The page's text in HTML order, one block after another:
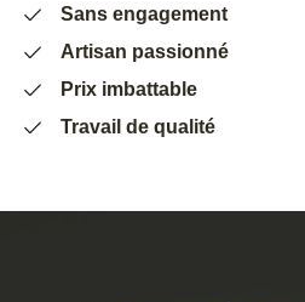
Sans engagement
Artisan passionné
Prix imbattable
Travail de qualité